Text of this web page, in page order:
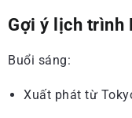
Gợi ý lịch trình
Buổi sáng:
Xuất phát từ